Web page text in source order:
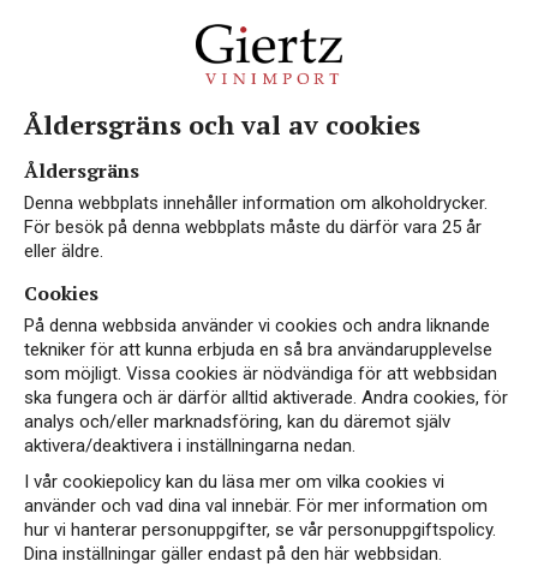
VEGAN EKO
Åldersgräns och val av cookies
Åldersgräns
Denna webbplats innehåller information om alkoholdrycker.
För besök på denna webbplats måste du därför vara 25 år
eller äldre.
Cookies
På denna webbsida använder vi cookies och andra liknande
tekniker för att kunna erbjuda en så bra användarupplevelse
som möjligt. Vissa cookies är nödvändiga för att webbsidan
ska fungera och är därför alltid aktiverade. Andra cookies, för
analys och/eller marknadsföring, kan du däremot själv
aktivera/deaktivera i inställningarna nedan.
I vår cookiepolicy kan du läsa mer om vilka cookies vi
använder och vad dina val innebär. För mer information om
hur vi hanterar personuppgifter, se vår personuppgiftspolicy.
Dina inställningar gäller endast på den här webbsidan.